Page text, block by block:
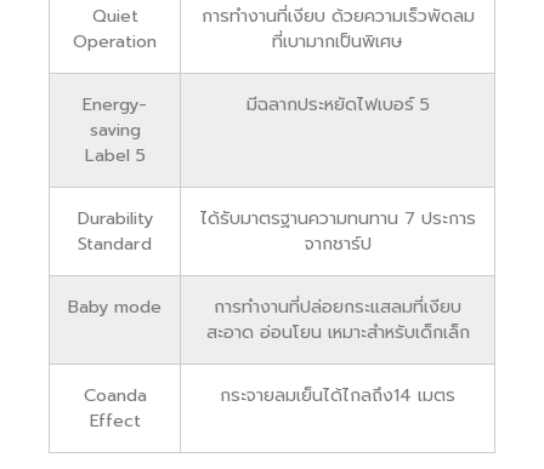
Quiet
Operation
การทำงานที่เงียบ ด้วยความเร็วพัดลม
ที่เบามากเป็นพิเศษ
Energy-
saving
Label 5
มีฉลากประหยัดไฟเบอร์ 5
Durability
Standard
ได้รับมาตรฐานความทนทาน 7 ประการ
จากชาร์ป
Baby mode
การทำงานที่ปล่อยกระแสลมที่เงียบ
สะอาด อ่อนโยน เหมาะสำหรับเด็กเล็ก
Coanda
Effect
กระจายลมเย็นได้ไกลถึง14 เมตร